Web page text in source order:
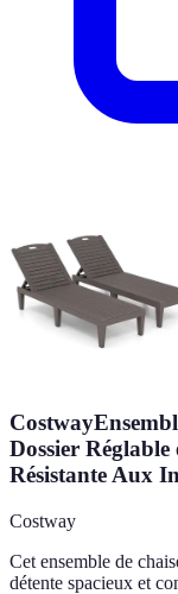
Dossier
Résistante Aux
Costway
Cet ensemble de
détente spacieux et